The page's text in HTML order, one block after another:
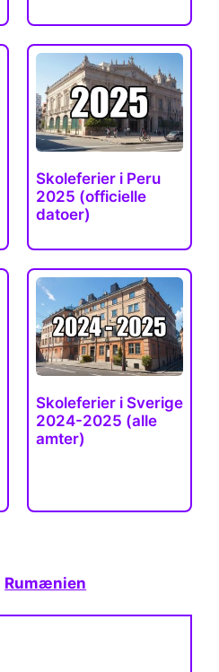
Skoleferier i Peru
2025 (officielle
datoer)
Skoleferier i Sverige
2024-2025 (alle
amter)
Rumænien